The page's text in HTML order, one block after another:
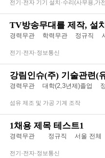
전기·전자 기기 설치·수리(사무용,가
TV방송무대를 제작, 설
경력무관 학력무관 정규직
전기·전자·정보통신
강림인슈(주) 기술관련(
경력무관 대학(2,3년제)졸업
섬유 제조 및 가공 기계 조작
1채용 제목 테스트1
경력무관 정규직 서울 전체
전기·전자·정보통신